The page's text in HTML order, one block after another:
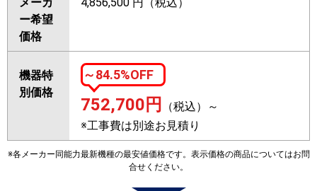
ー希望
価格
機器特
別価格
～84.5%OFF
752,700 円
（税込）～
※工事費は別途お見積り
※各メーカー同能力最新機種の最安値価格です。表示価格の商品についてはお問
合せください。